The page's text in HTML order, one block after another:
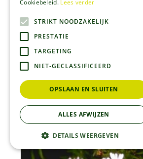
Aster x frikartii 'Jungfrau'
Cookiebeleid. Lees verder
STRIKT NOODZAKELIJK
PRESTATIE
TARGETING
NIET-GECLASSIFICEERD
OPSLAAN EN SLUITEN
ALLES AFWIJZEN
DETAILS WEERGEVEN